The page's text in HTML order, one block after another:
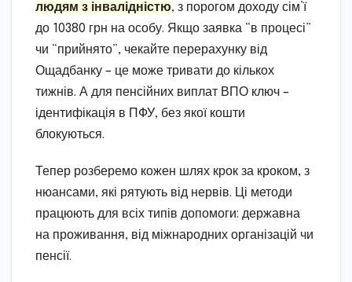
людям з інвалідністю, з порогом доходу сім’ї
до 10380 грн на особу. Якщо заявка “в процесі”
чи “прийнято”, чекайте перерахунку від
Ощадбанку – це може тривати до кількох
тижнів. А для пенсійних виплат ВПО ключ –
ідентифікація в ПФУ, без якої кошти
блокуються.
Тепер розберемо кожен шлях крок за кроком, з
нюансами, які рятують від нервів. Ці методи
працюють для всіх типів допомоги: державна
на проживання, від міжнародних організацій чи
пенсії.